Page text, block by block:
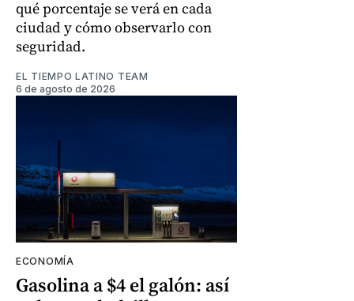
qué porcentaje se verá en cada
ciudad y cómo observarlo con
seguridad.
EL TIEMPO LATINO TEAM
6 de agosto de 2026
ECONOMÍA
Gasolina a $4 el galón: así